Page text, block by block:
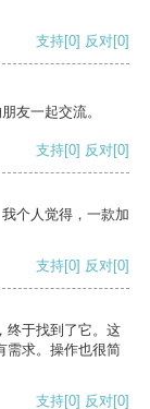
支持[0] 反对[0]
友一起交流。
支持[0] 反对[0]
个人觉得，一款加
支持[0] 反对[0]
终于找到了它。这
需求。操作也很简
支持[0] 反对[0]